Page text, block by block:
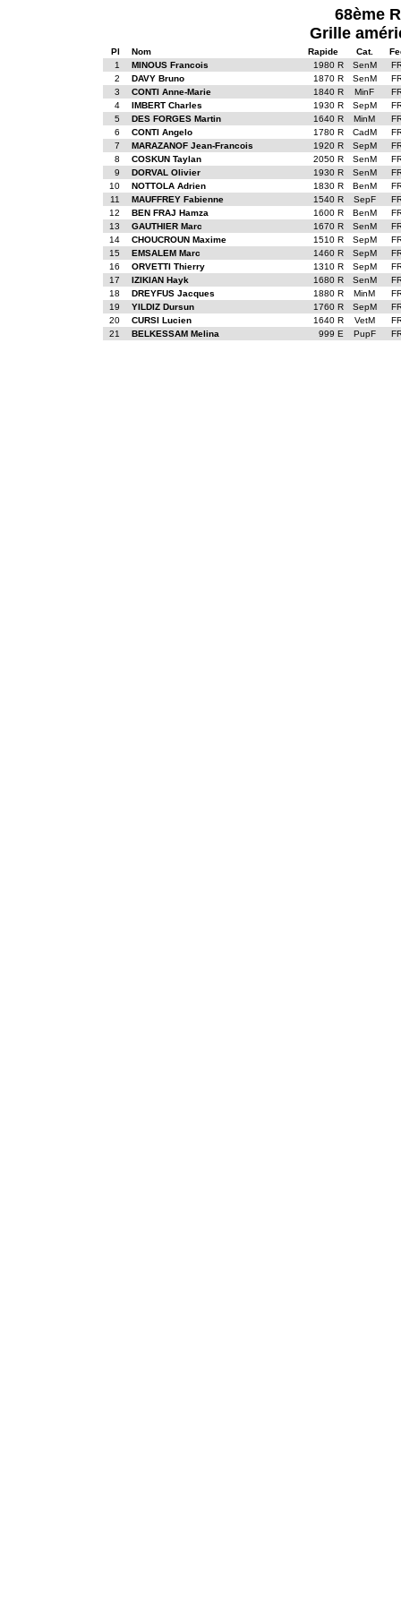
68ème
Grille
Pl Nom Rapide Cat.
1
MINOUS Francois 1980 R SenM
2
DAVY Bruno 1870 R SenM
3
CONTI Anne-Marie 1840 R MinF
4
IMBERT Charles 1930 R SepM
5
DES FORGES Martin 1640 R MinM
6
CONTI Angelo 1780 R CadM
7
MARAZANOF Jean-Francois 1920 R SepM
8
COSKUN Taylan 2050 R SenM
9
DORVAL Olivier 1930 R SenM
10
NOTTOLA Adrien 1830 R BenM
11
MAUFFREY Fabienne 1540 R SepF
12
BEN FRAJ Hamza 1600 R BenM
13
GAUTHIER Marc 1670 R SenM
14
CHOUCROUN Maxime 1510 R SepM
15
EMSALEM Marc 1460 R SepM
16
ORVETTI Thierry 1310 R SepM
17
IZIKIAN Hayk 1680 R SenM
18
DREYFUS Jacques 1880 R MinM
19
YILDIZ Dursun 1760 R SepM
20
CURSI Lucien 1640 R VetM
21
BELKESSAM Melina 999 E PupF